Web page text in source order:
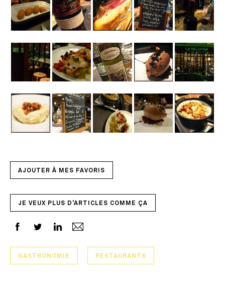
AJOUTER À MES FAVORIS
JE VEUX PLUS D'ARTICLES COMME ÇA
GASTRONOMIE RESTAURANTS